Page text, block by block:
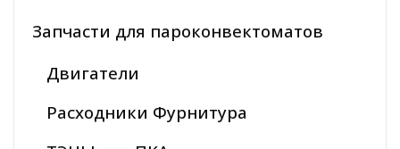
Запчасти для пароконвектоматов
Двигатели
Расходники Фурнитура